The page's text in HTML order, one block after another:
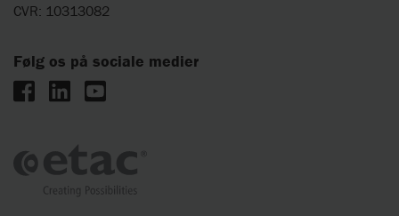
CVR: 10313082
Følg os på sociale medier